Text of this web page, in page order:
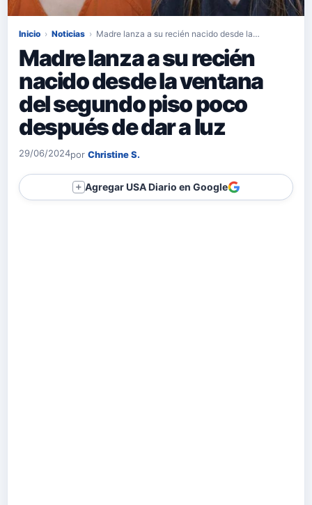
Inicio › Noticias › Madre lanza a su recién nacido desde la…
Madre lanza a su recién
nacido desde la ventana
del segundo piso poco
después de dar a luz
29/06/2024por Christine S.
＋ Agregar USA Diario en Google